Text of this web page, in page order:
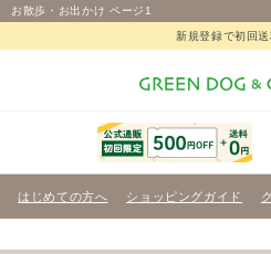
お散歩・お出かけ ページ1
新規登録で初回
はじめての方へ ショッピングガイド